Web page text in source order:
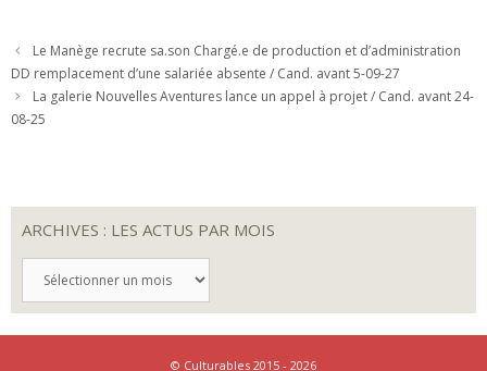
Le Manège recrute sa.son Chargé.e de production et d’administration
DD remplacement d’une salariée absente / Cand. avant 5-09-27
La galerie Nouvelles Aventures lance un appel à projet / Cand. avant 24-
08-25
ARCHIVES : LES ACTUS PAR MOIS
LES
© Culturables 2015 - 2026